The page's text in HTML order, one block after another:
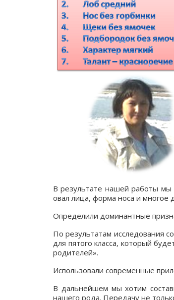
В результате нашей работы мы
овал лица, форма носа и многое
Определили доминантные
По результатам исследования
для пятого класса, который
родителей».
Использовали современные
В дальнейшем мы хотим
нашего рода. Передачу не